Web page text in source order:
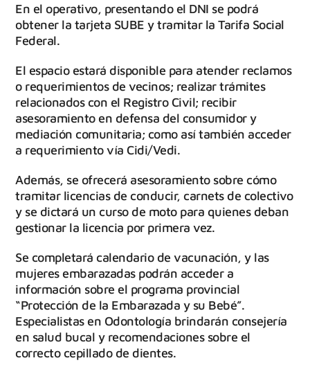
En el operativo, presentando el DNI se podrá
obtener la tarjeta SUBE y tramitar la Tarifa Social
Federal.
El espacio estará disponible para atender reclamos
o requerimientos de vecinos; realizar trámites
relacionados con el Registro Civil; recibir
asesoramiento en defensa del consumidor y
mediación comunitaria; como así también acceder
a requerimiento vía Cidi/Vedi.
Además, se ofrecerá asesoramiento sobre cómo
tramitar licencias de conducir, carnets de colectivo
y se dictará un curso de moto para quienes deban
gestionar la licencia por primera vez.
Se completará calendario de vacunación, y las
mujeres embarazadas podrán acceder a
información sobre el programa provincial
“Protección de la Embarazada y su Bebé”.
Especialistas en Odontología brindarán consejería
en salud bucal y recomendaciones sobre el
correcto cepillado de dientes.